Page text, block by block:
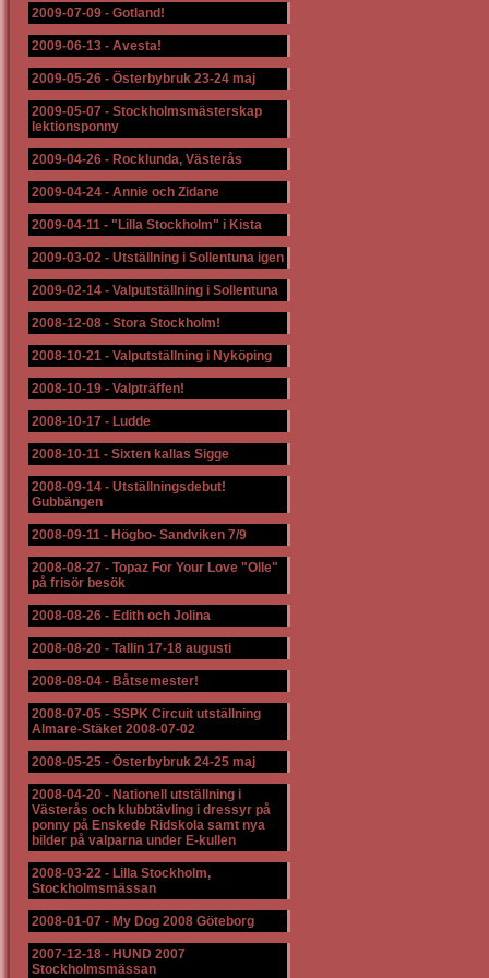
2009-07-09 - Gotland!
2009-06-13 - Avesta!
2009-05-26 - Österbybruk 23-24 maj
2009-05-07 - Stockholmsmästerskap
lektionsponny
2009-04-26 - Rocklunda, Västerås
2009-04-24 - Annie och Zidane
2009-04-11 - "Lilla Stockholm" i Kista
2009-03-02 - Utställning i Sollentuna igen
2009-02-14 - Valputställning i Sollentuna
2008-12-08 - Stora Stockholm!
2008-10-21 - Valputställning i Nyköping
2008-10-19 - Valpträffen!
2008-10-17 - Ludde
2008-10-11 - Sixten kallas Sigge
2008-09-14 - Utställningsdebut!
Gubbängen
2008-09-11 - Högbo- Sandviken 7/9
2008-08-27 - Topaz For Your Love "Olle"
på frisör besök
2008-08-26 - Edith och Jolina
2008-08-20 - Tallin 17-18 augusti
2008-08-04 - Båtsemester!
2008-07-05 - SSPK Circuit utställning
Almare-Stäket 2008-07-02
2008-05-25 - Österbybruk 24-25 maj
2008-04-20 - Nationell utställning i
Västerås och klubbtävling i dressyr på
ponny på Enskede Ridskola samt nya
bilder på valparna under E-kullen
2008-03-22 - Lilla Stockholm,
Stockholmsmässan
2008-01-07 - My Dog 2008 Göteborg
2007-12-18 - HUND 2007
Stockholmsmässan